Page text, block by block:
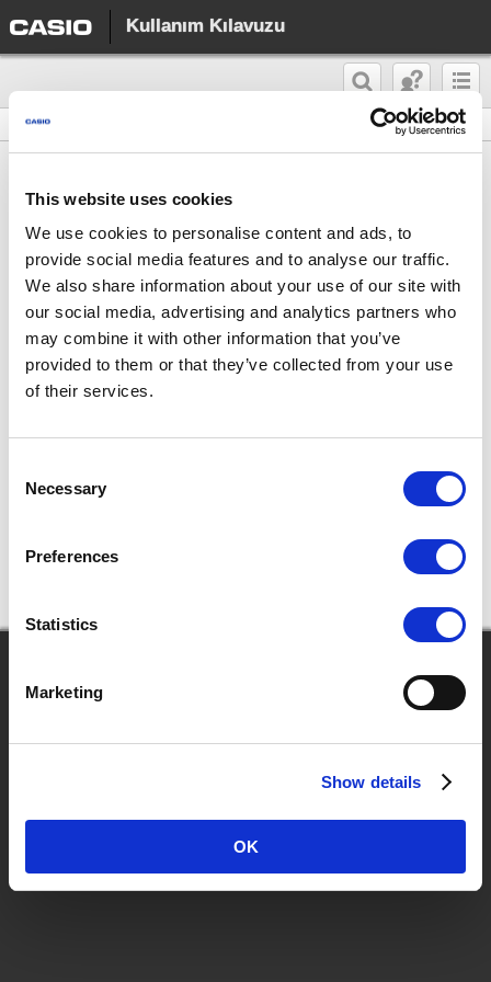
This website uses cookies
We use cookies to personalise content and ads, to
provide social media features and to analyse our traffic.
We also share information about your use of our site with
our social media, advertising and analytics partners who
may combine it with other information that you’ve
provided to them or that they’ve collected from your use
of their services.
Selection
Necessary
Preferences
Statistics
Marketing
Show details
OK
Kullanım Kılavuzu
Bu bölüm, bilmeniz gereken işletimsel olmayan bilgiler sağlamaktadır.
Gerektiğinde bu bilgilere başvurun.
Desteklenen Telefonlar
Telif Hakları ve Tescilli Telif Hakları
© 2018 CASIO COMPUTER CO., LTD.